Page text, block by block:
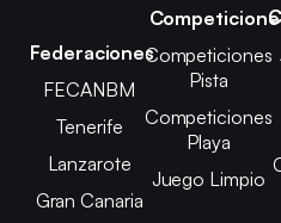
Federaciones
FECANBM
Tenerife
Lanzarote
Gran Canaria
Competiciones
Pista
Competiciones
Playa
Juego Limpio